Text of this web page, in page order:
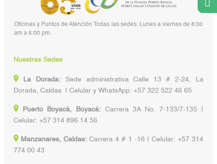
Oficinas y Puntos de Atención Todas las sedes: Lunes a viernes de 8:00
am a 6:00 pm.
Nuestras Sedes
La Dorada:Sede administrativa Calle 13 # 2-24, La
Dorada, Caldas | Celular y WhatsApp: +57 322 522 46 65
Puerto Boyacá, Boyacá:Carrera 3A No. 7-133/7-135 |
Celular: +57 314 896 14 56
Manzanares, Caldas: Carrera 4 # 1 -16 | Celular: +57 314
774 00 43